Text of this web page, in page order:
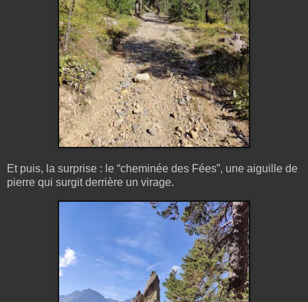
Et puis, la surprise : le “cheminée des Fées”, une aiguille de
pierre qui surgit derrière un virage.